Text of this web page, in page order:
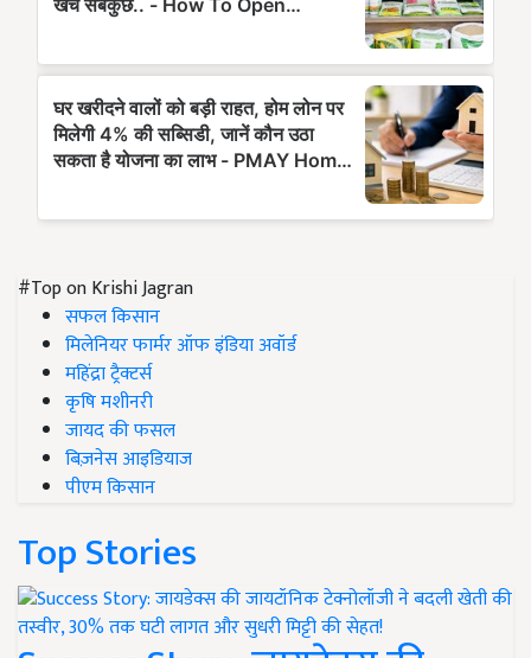
#Top on Krishi Jagran
सफल किसान
मिलेनियर फार्मर ऑफ इंडिया अवॉर्ड
महिंद्रा ट्रैक्टर्स
कृषि मशीनरी
जायद की फसल
बिज़नेस आइडियाज
पीएम किसान
Top Stories